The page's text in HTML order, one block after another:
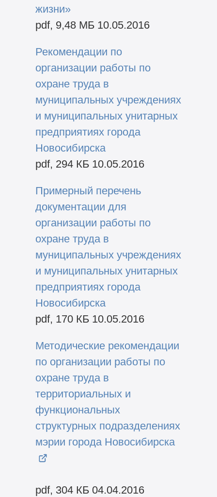
жизни»
pdf, 9,48 MБ 10.05.2016
Рекомендации по
организации работы по
охране труда в
муниципальных учреждениях
и муниципальных унитарных
предприятиях города
Новосибирска
pdf, 294 КБ 10.05.2016
Примерный перечень
документации для
организации работы по
охране труда в
муниципальных учреждениях
и муниципальных унитарных
предприятиях города
Новосибирска
pdf, 170 КБ 10.05.2016
Методические рекомендации
по организации работы по
охране труда в
территориальных и
функциональных
структурных подразделениях
мэрии города Новосибирска
pdf, 304 КБ 04.04.2016